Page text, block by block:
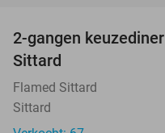
2-gangen
Sittard
Flamed Sittard
Sittard